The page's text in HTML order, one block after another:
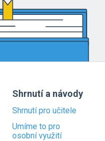
Shrnutí a návody
Shrnutí pro učitele
Umíme to pro
osobní využití